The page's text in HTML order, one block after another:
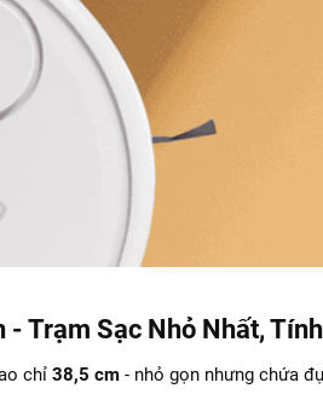
- Trạm Sạc Nhỏ Nhất,
chỉ38,5 cm - nhỏ gọn nhưng chứa